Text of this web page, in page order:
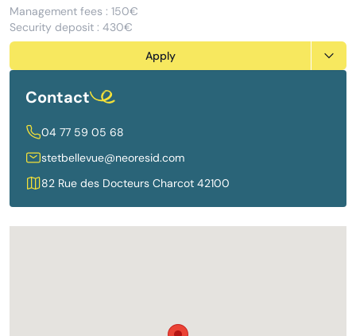
Management fees : 150€
Security deposit : 430€
Apply
Contact
04 77 59 05 68
stetbellevue@neoresid.com
82 Rue des Docteurs Charcot 42100